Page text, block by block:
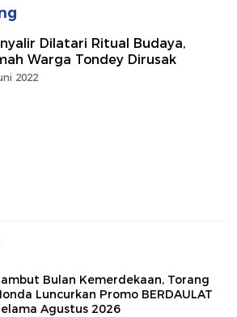
Dilatari Ritual Budaya,
Warga Tondey Dirusak
2022
Bulan Kemerdekaan, Torang
Luncurkan Promo BERDAULAT
Agustus 2026